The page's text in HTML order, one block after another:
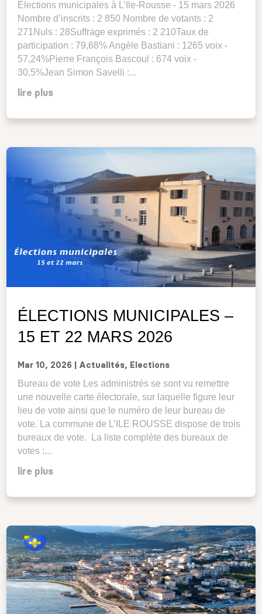
Élections municipales à L’Ile-Rousse - 15 mars 2026
Nombre d’inscrits : 2 850 Nombre de votants : 2
271Nuls : 28Suffrage exprimés : 2 210Taux de
participation : 79,68% Angèle Bastiani : 1265 voix -
57,24%Pierre François Bascoul : 674 voix -
30,5%Jean Simon Savelli :...
lire plus
ÉLECTIONS MUNICIPALES –
15 ET 22 MARS 2026
Mar 10, 2026 Actualités, Elections
Bureau de vote Les administrés se sont vu remettre
une nouvelle carte électorale, sur laquelle figure leur
lieu de vote ainsi que le numéro de leur bureau de
vote. La commune de L’ILE ROUSSE dispose de trois
bureaux de vote. La liste complète des bureaux de
votes :...
lire plus